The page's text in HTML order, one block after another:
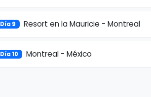
Día 9 Resort en la Mauricie - Montreal
Día 10 Montreal - México